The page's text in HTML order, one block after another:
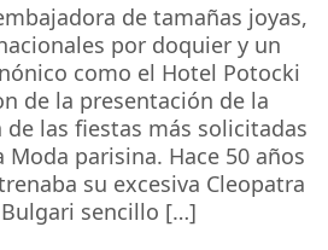
de tamañas joyas,
por doquier y un
como el Hotel Potocki
de la presentación de la
de las fiestas más solicitadas
Moda parisina. Hace 50 años
su excesiva Cleopatra
sencillo […]